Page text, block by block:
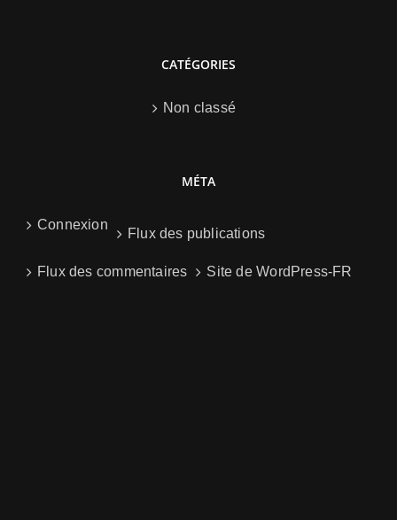
CATÉGORIES
Non classé
MÉTA
Connexion
Flux des publications
Flux des commentaires Site de WordPress-FR